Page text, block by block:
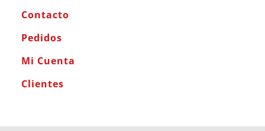
Contacto
Pedidos
Mi Cuenta
Clientes